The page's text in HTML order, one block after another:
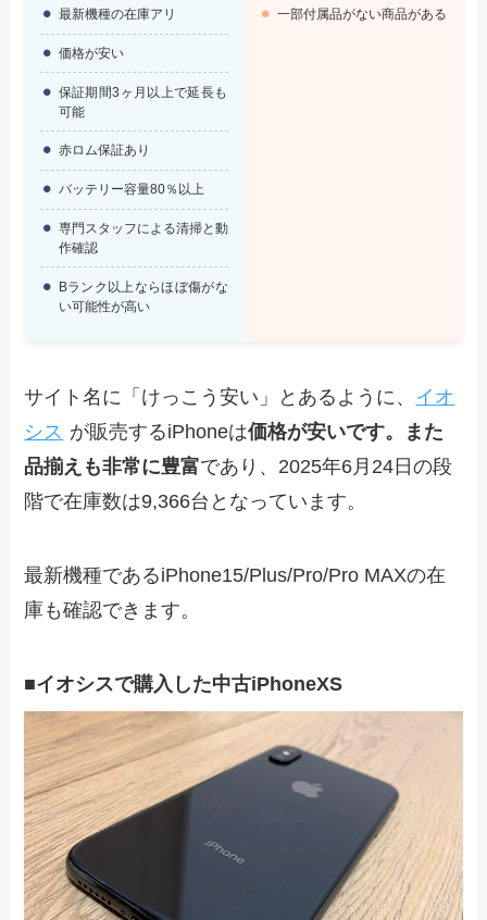
最新機種の在庫アリ
価格が安い
保証期間3ヶ月以上で延長も
可能
赤ロム保証あり
バッテリー容量80％以上
専門スタッフによる清掃と動
作確認
Bランク以上ならほぼ傷がな
い可能性が高い
一部付属品がない商品がある
サイト名に「けっこう安い」とあるように、 イオ
シス が販売するiPhoneは価格が安いです。また
品揃えも非常に豊富であり、2025年6月24日の段
階で在庫数は9,366台となっています。
最新機種であるiPhone15/Plus/Pro/Pro MAXの在
庫も確認できます。
■イオシスで購入した中古iPhoneXS